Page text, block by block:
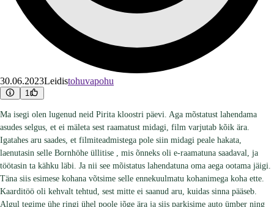
30.06.2023Leidistohuvapohu
1
Ma isegi olen lugenud neid Pirita kloostri päevi. Aga mõstatust lahendama
asudes selgus, et ei mäleta sest raamatust midagi, film varjutab kõik ära.
Igatahes aru saades, et filmiteadmistega pole siin midagi peale hakata,
laenutasin selle Bornhöhe üllitise , mis õnneks oli e-raamatuna saadaval, ja
töötasin ta kähku läbi. Ja nii see mõistatus lahendatuna oma aega ootama jäigi.
Täna siis esimese kohana võtsime selle ennekuulmatu kohanimega koha ette.
Kaarditöö oli kehvalt tehtud, sest mitte ei saanud aru, kuidas sinna pääseb.
Algul tegime ühe ringi ühel poole jõge ära ja siis parkisime auto ümber ning